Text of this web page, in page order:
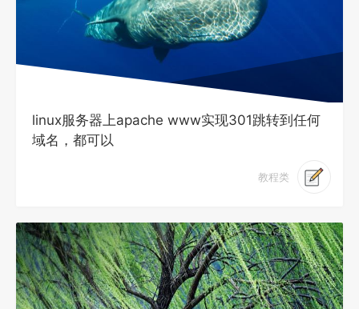
linux服务器上apache www实现301跳转到任何
域名，都可以
教程类